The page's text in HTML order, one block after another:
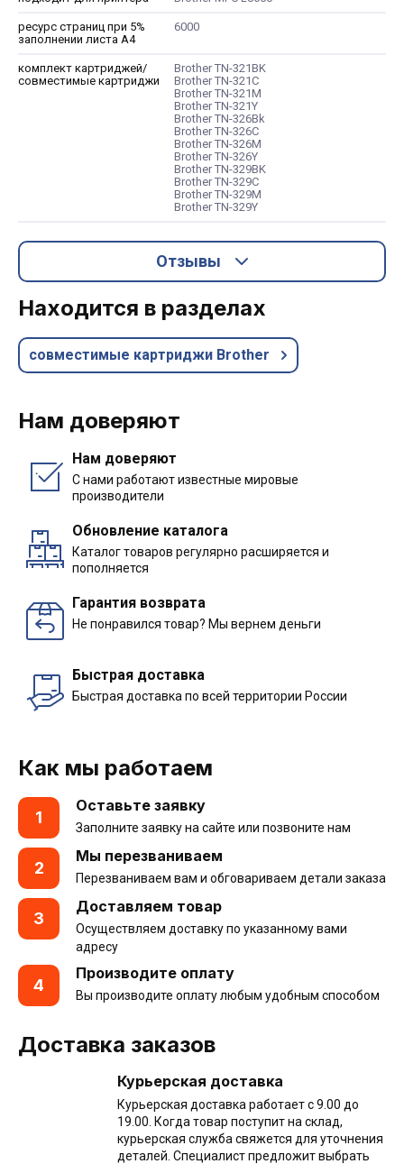
ресурс страниц при 5%
заполнении листа А4
6000
комплект картриджей/
совместимые картриджи
Brother TN-321BK
Brother TN-321C
Brother TN-321M
Brother TN-321Y
Brother TN-326Bk
Brother TN-326C
Brother TN-326M
Brother TN-326Y
Brother TN-329BK
Brother TN-329C
Brother TN-329M
Brother TN-329Y
Отзывы
Находится в разделах
совместимые картриджи Brother
Нам доверяют
Нам доверяют
С нами работают известные мировые
производители
Обновление каталога
Каталог товаров регулярно расширяется и
пополняется
Гарантия возврата
Не понравился товар? Мы вернем деньги
Быстрая доставка
Быстрая доставка по всей территории России
Как мы работаем
1
Оставьте заявку
Заполните заявку на сайте или позвоните нам
2
Мы перезваниваем
Перезваниваем вам и обговариваем детали заказа
3
Доставляем товар
Осуществляем доставку по указанному вами
адресу
4
Производите оплату
Вы производите оплату любым удобным способом
Доставка заказов
Курьерская доставка
Курьерская доставка работает с 9.00 до
19.00. Когда товар поступит на склад,
курьерская служба свяжется для уточнения
деталей. Специалист предложит выбрать